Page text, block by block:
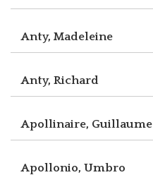
Anty, Madeleine
Anty, Richard
Apollinaire, Guillaume
Apollonio, Umbro